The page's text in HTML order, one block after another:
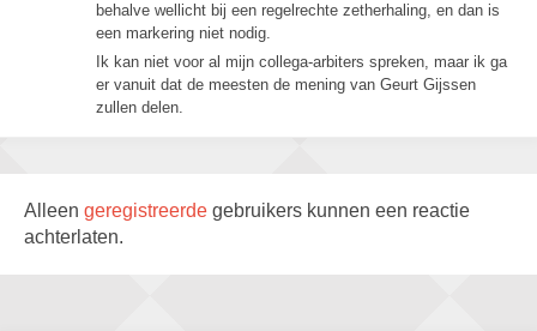
behalve wellicht bij een regelrechte zetherhaling, en dan is
een markering niet nodig.
Ik kan niet voor al mijn collega-arbiters spreken, maar ik ga
er vanuit dat de meesten de mening van Geurt Gijssen
zullen delen.
Alleen geregistreerde gebruikers kunnen een reactie
achterlaten.